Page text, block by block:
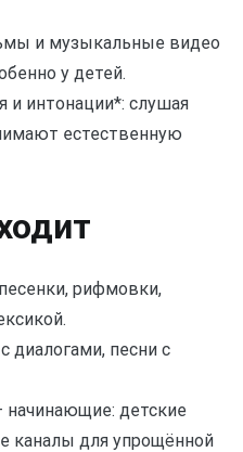
и музыкальные видео
у детей.
и интонации*: слушая
естественную
рифмовки,
песни с
детские
каналы для упрощённой